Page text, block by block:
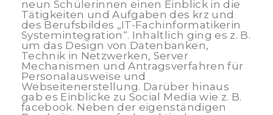
neun Schülerinnen einen Einblick in die
Tätigkeiten und Aufgaben des krz und
des Berufsbildes „IT-Fachinformatikerin
Systemintegration“. Inhaltlich ging es z. B.
um das Design von Datenbanken,
Technik in Netzwerken, Server
Mechanismen und Antragsverfahren für
Personalausweise und
Webseitenerstellung. Darüber hinaus
gab es Einblicke zu Social Media wie z. B.
facebook. Neben der eigenständigen